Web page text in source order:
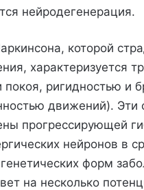
нейродегенерация.
которой
характеризуется
покоя, ригидностью и
движений). Эти
прогрессирующей
нейронов в
форм
на несколько